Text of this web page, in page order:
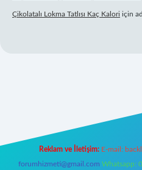
Çikolatalı Lokma Tatlısı Kaç Kalori için
Reklam ve İletişim: E-mail:
forumhizmeti@gmail.com Whatsapp: